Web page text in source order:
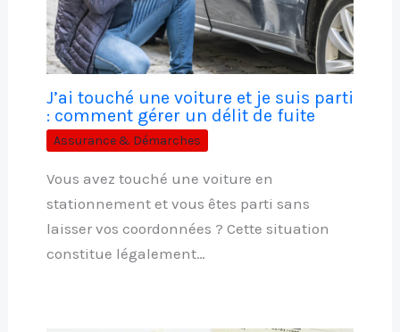
J’ai touché une voiture et je suis parti
: comment gérer un délit de fuite
Assurance & Démarches
Vous avez touché une voiture en
stationnement et vous êtes parti sans
laisser vos coordonnées ? Cette situation
constitue légalement…